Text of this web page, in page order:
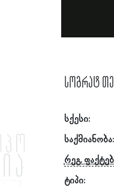
სოგრატ
სქესი:
საქმიანობა:
რეგ.
ტიპი: